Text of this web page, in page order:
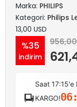
Marka: PHILIPS
Kategori: Philips
13,00 USD
%35
indirim
Saat 17:15'e
KARGO!